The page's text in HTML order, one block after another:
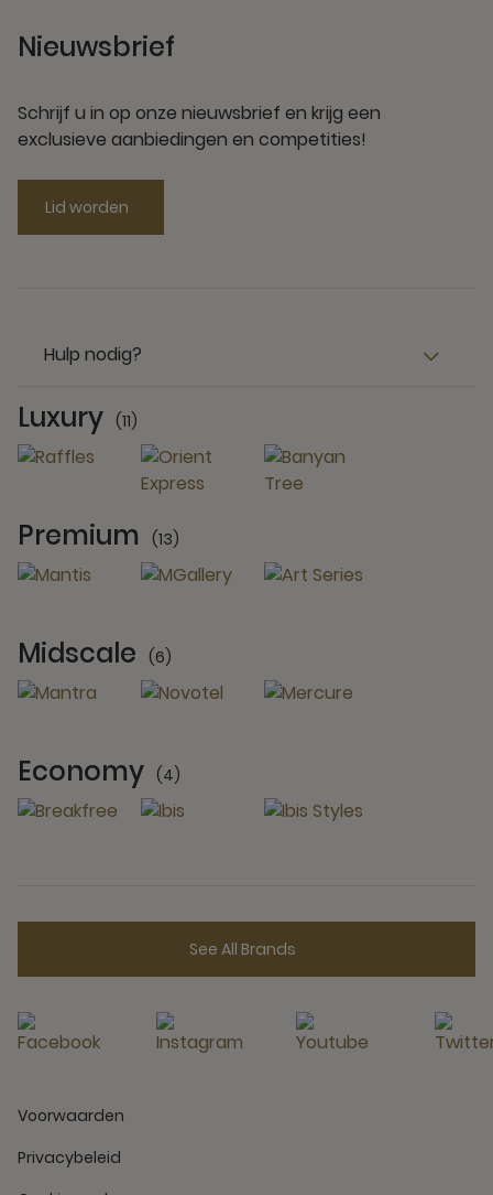
Nieuwsbrief
Schrijf u in op onze nieuwsbrief en krijg een
exclusieve aanbiedingen en competities!
Lid worden
Hulp nodig?
Luxury (11)
Premium (13)
Midscale (6)
Economy (4)
See All Brands
Voorwaarden
Privacybeleid